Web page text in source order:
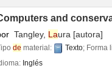
and
Tangley, Laura [autora]
de material: Texto; Forma
Inglés